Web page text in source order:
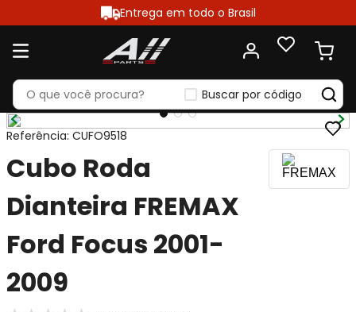
Entrega em todo o Brasil
Buscar por código
Referência: CUFO9518
Cubo Roda
Dianteira FREMAX
Ford Focus 2001-
2009